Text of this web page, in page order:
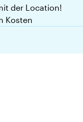
der Location!
Kosten